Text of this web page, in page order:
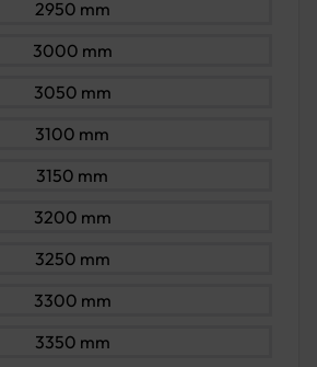
2950 mm
3000 mm
3050 mm
3100 mm
3150 mm
3200 mm
3250 mm
3300 mm
3350 mm